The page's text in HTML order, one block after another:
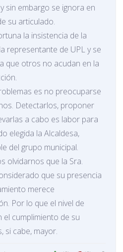
sin embargo se ignora en
su articulado.
la insistencia de la
representante de UPL y se
que otros no acudan en la
es no preocuparse
Detectarlos, proponer
a cabo es labor para
elegida la Alcaldesa,
del grupo municipal.
olvidarnos que la Sra.
que su presencia
merece
Por lo que el nivel de
el cumplimiento de su
si cabe, mayor.